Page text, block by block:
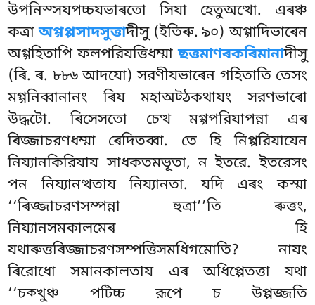
উপনিস্সযপচ্চযভাৰতো সিযা হেতুঅত্থো. এৰঞ্চ
কত্ৰাঅগ্গপ্পসাদসুত্তাদীসু (ইতিৰু. ৯০) অগ্গাদিভাৰেন
অগ্গহিতাপি ফলপরিযত্তিধম্মাছত্তমাণৰকৰিমানাদীসু
(ৰি. ৰ. ৮৮৬ আদযো) সরণীযভাৰেন গহিতাতি তেসং
মগ্গনিব্বানানং ৰিয মহাঅট্ঠকথাযং সরণভাৰো
উদ্ধটো. ৰিসেসতো চেত্থ মগ্গপরিযাপন্না এৰ
ৰিজ্জাচরণধম্মা ৰেদিতব্বা. তে হি নিপ্পরিযাযেন
নিয্যানকিরিযায সাধকতমভূতা, ন ইতরে. ইতরেসং
পন নিয্যানত্থতায নিয্যানতা. যদি এৰং কস্মা
‘‘ৰিজ্জাচরণসম্পন্না হুত্ৰা’’তি ৰুত্তং,
নিয্যানসমকালমেৰ হি
যথাৰুত্তৰিজ্জাচরণসম্পত্তিসমধিগমোতি? নাযং
ৰিরোধো সমানকালতায এৰ অধিপ্পেতত্তা যথা
‘‘চক্খুঞ্চ পটিচ্চ রূপে চ উপ্পজ্জতি